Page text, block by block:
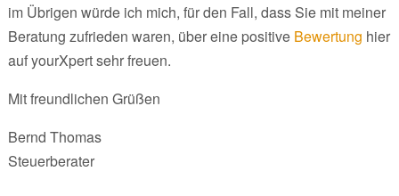
im Übrigen würde ich mich, für den Fall, dass Sie mit meiner
Beratung zufrieden waren, über eine positive Bewertung hier
auf yourXpert sehr freuen.
Mit freundlichen Grüßen
Bernd Thomas
Steuerberater